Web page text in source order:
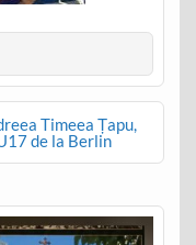
Timeea Țapu,
de la Berlin